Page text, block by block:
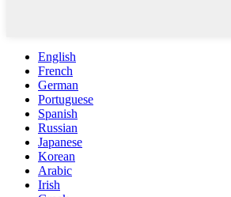
English
French
German
Portuguese
Spanish
Russian
Japanese
Korean
Arabic
Irish